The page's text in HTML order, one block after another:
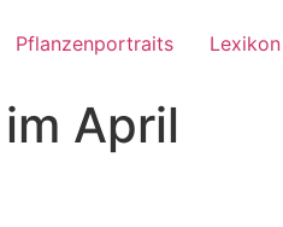
Pflanzenportraits Lexikon
April